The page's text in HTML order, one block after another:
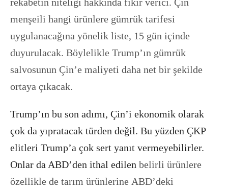
menşeili hangi ürünlere gümrük tarifesi
uygulanacağına yönelik liste, 15 gün içinde
duyurulacak. Böylelikle Trump’ın gümrük
salvosunun Çin’e maliyeti daha net bir şekilde
ortaya çıkacak.
Trump’ın bu son adımı, Çin’i ekonomik olarak
çok da yıpratacak türden değil. Bu yüzden ÇKP
elitleri Trump’a çok sert yanıt vermeyebilirler.
Onlar da ABD’den ithal edilen belirli ürünlere
özellikle de tarım ürünlerine ABD’deki